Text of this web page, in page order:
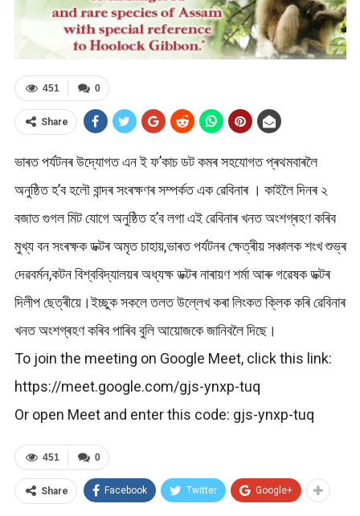
0
451
Share
ভাৰত পৰ্যটনৰ উদ্যোগত এন ই ফ’কাচ ডট কমৰ সহযোগত প্ৰথমবাৰলৈ
অনুষ্ঠিত হ’ব হলৌ বান্দৰ সংৰক্ষণৰ সম্পৰ্কত এক ৱেবিনাৰ । কাইলৈ দিনৰ ২
বজাত গুগল মিট যোগে অনুষ্ঠিত হ’ব লগা এই ৱেবিনাৰ খনত অংশগ্ৰহণ কৰিব
মুখ্য বন সংৰক্ষক ডক্টৰ অমৃত চাহায়,ভাৰত পৰ্যটনৰ ক্ষেত্ৰীয় সঞ্চালক শংখ শুভ্ৰ
দেৱবৰ্মন,কটন বিশ্ববিদ্যালয়ৰ অধ্যক্ষ ডক্টৰ নাৰায়ণ শৰ্মা আৰু গৱেষক ডক্টৰ
দিলীপ ছেত্ৰীয়ে।ইচ্ছুক সকলে তলত উল্লেখ কৰা লিংকত ক্লিক কৰি ৱেবিনাৰ
খনত অংশগ্ৰহণ কৰিব পাৰিব বুলি আয়োজকে জানিবলৈ দিছে।
To join the meeting on Google Meet, click this link:
https://meet.google.com/gjs-ynxp-tuq
Or open Meet and enter this code: gjs-ynxp-tuq
0
451
Share Facebook Twitter Google+